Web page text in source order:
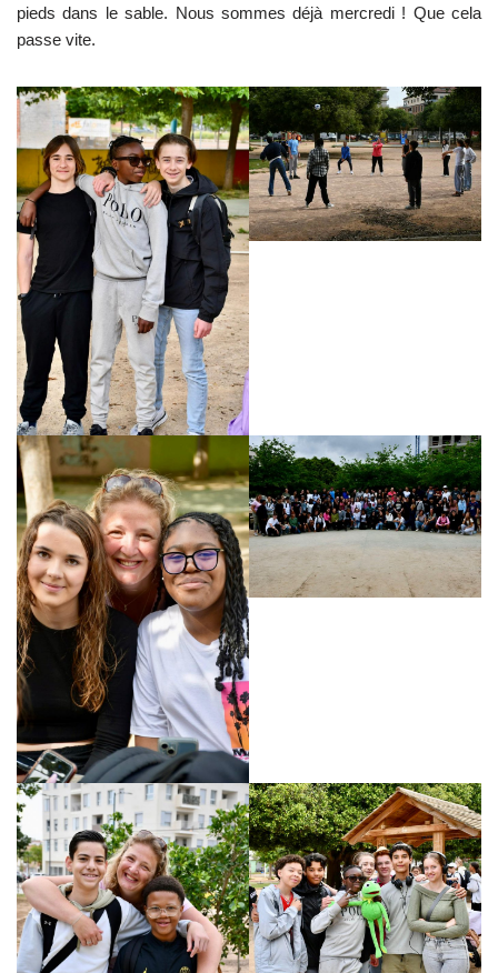
pieds dans le sable. Nous sommes déjà mercredi ! Que cela
passe vite.